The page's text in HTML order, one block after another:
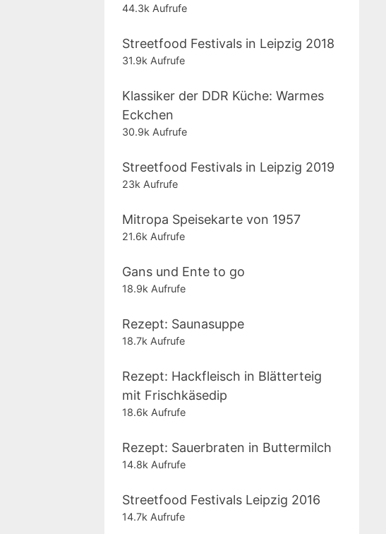
44.3k Aufrufe
Streetfood Festivals in Leipzig 2018
31.9k Aufrufe
Klassiker der DDR Küche: Warmes
Eckchen
30.9k Aufrufe
Streetfood Festivals in Leipzig 2019
23k Aufrufe
Mitropa Speisekarte von 1957
21.6k Aufrufe
Gans und Ente to go
18.9k Aufrufe
Rezept: Saunasuppe
18.7k Aufrufe
Rezept: Hackfleisch in Blätterteig
mit Frischkäsedip
18.6k Aufrufe
Rezept: Sauerbraten in Buttermilch
14.8k Aufrufe
Streetfood Festivals Leipzig 2016
14.7k Aufrufe